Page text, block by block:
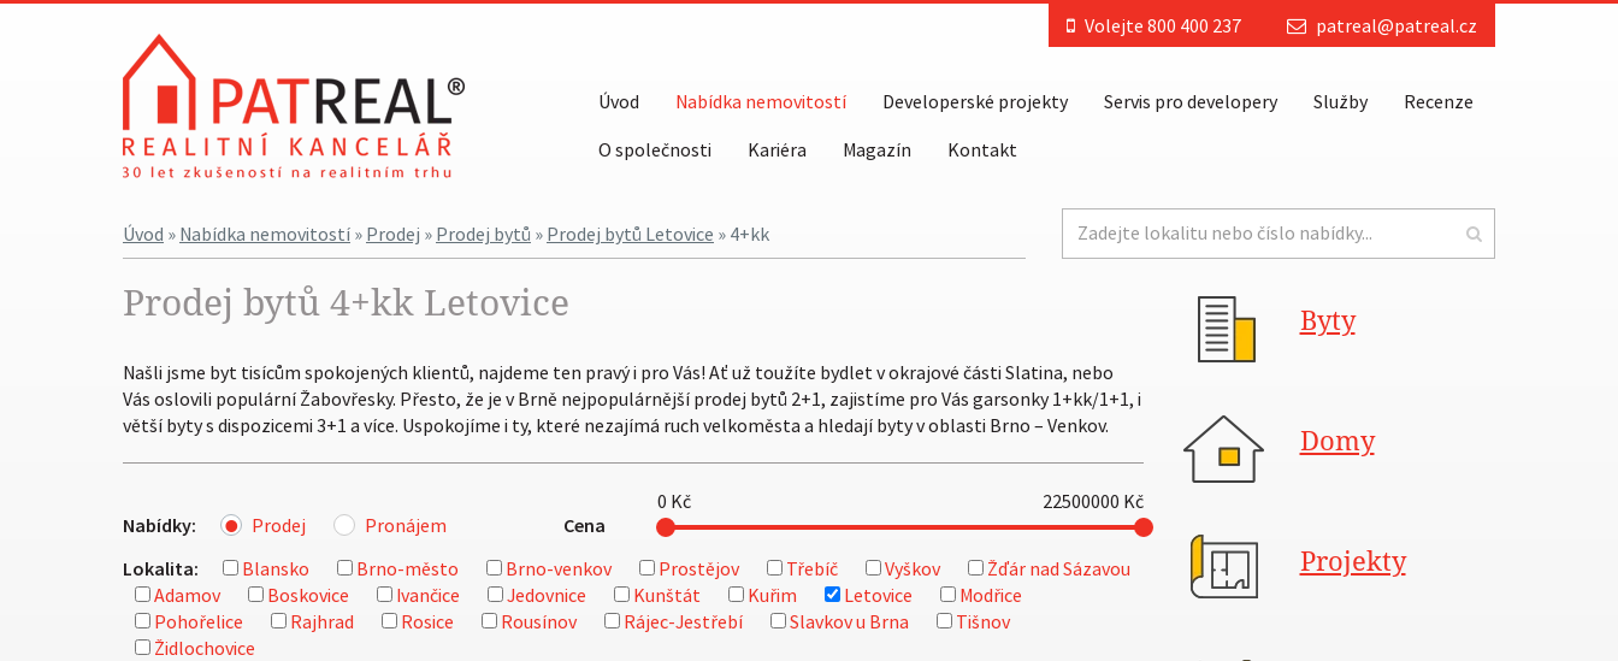
Volejte 800 400 237 patreal@patreal.cz
Úvod Nabídka nemovitostí Developerské projekty Servis pro developery Služby
Recenze
O společnosti
Kariéra Magazín Kontakt
Úvod » Nabídka nemovitostí » Prodej » Prodej bytů » Prodej bytů Letovice » 4+kk
Prodej bytů 4+kk Letovice
Našli jsme byt tisícům spokojených klientů, najdeme ten pravý i pro Vás! Ať už toužíte bydlet v okrajové části Slatina, nebo
Vás oslovili populární Žabovřesky. Přesto, že je v Brně nejpopulárnější prodej bytů 2+1, zajistíme pro Vás garsonky 1+kk/1+1, i
větší byty s dispozicemi 3+1 a více. Uspokojíme i ty, které nezajímá ruch velkoměsta a hledají byty v oblasti Brno – Venkov.
Nabídky: Prodej Pronájem Cena
0 Kč 22500000 Kč
Lokalita: Blansko Brno-město Brno-venkov Prostějov Třebíč Vyškov
Žďár nad Sázavou
Adamov
Boskovice Ivančice Jedovnice Kunštát Kuřim Letovice
Modřice
Pohořelice
Rajhrad Rosice Rousínov Rájec-Jestřebí Slavkov u Brna
Tišnov
Židlochovice
Byty
Domy
Projekty